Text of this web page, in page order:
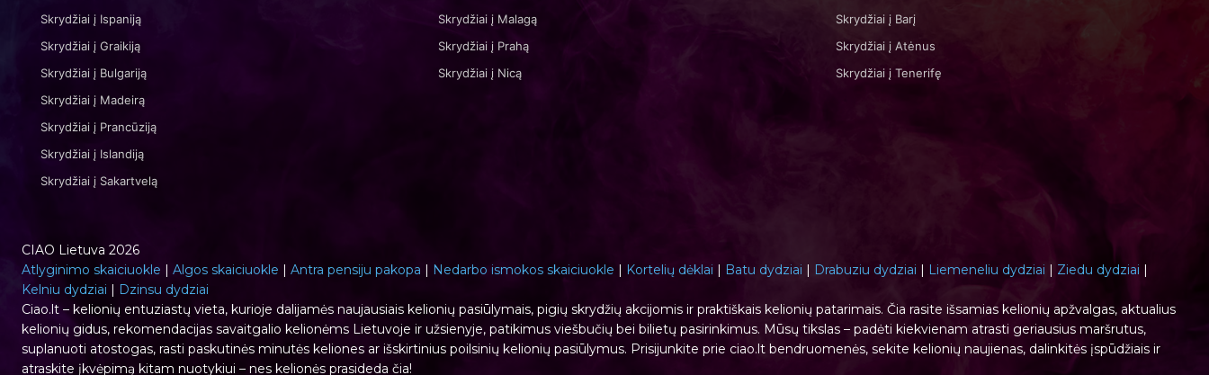
Skrydžiai į Ispaniją
Skrydžiai į Graikiją
Skrydžiai į Bulgariją
Skrydžiai į Madeirą
Skrydžiai į Prancūziją
Skrydžiai į Islandiją
Skrydžiai į Sakartvelą
Skrydžiai į Malagą
Skrydžiai į Prahą
Skrydžiai į Nicą
Skrydžiai į Barį
Skrydžiai į Atėnus
Skrydžiai į Tenerifę
CIAO Lietuva 2026
Atlyginimo skaiciuokle | Algos skaiciuokle | Antra pensiju pakopa | Nedarbo ismokos skaiciuokle | Kortelių dėklai | Batu dydziai | Drabuziu dydziai | Liemeneliu dydziai | Ziedu dydziai |
Kelniu dydziai | Dzinsu dydziai
Ciao.lt – kelionių entuziastų vieta, kurioje dalijamės naujausiais kelionių pasiūlymais, pigių skrydžių akcijomis ir praktiškais kelionių patarimais. Čia rasite išsamias kelionių apžvalgas, aktualius
kelionių gidus, rekomendacijas savaitgalio kelionėms Lietuvoje ir užsienyje, patikimus viešbučių bei bilietų pasirinkimus. Mūsų tikslas – padėti kiekvienam atrasti geriausius maršrutus,
suplanuoti atostogas, rasti paskutinės minutės keliones ar išskirtinius poilsinių kelionių pasiūlymus. Prisijunkite prie ciao.lt bendruomenės, sekite kelionių naujienas, dalinkitės įspūdžiais ir
atraskite įkvėpimą kitam nuotykiui – nes kelionės prasideda čia!